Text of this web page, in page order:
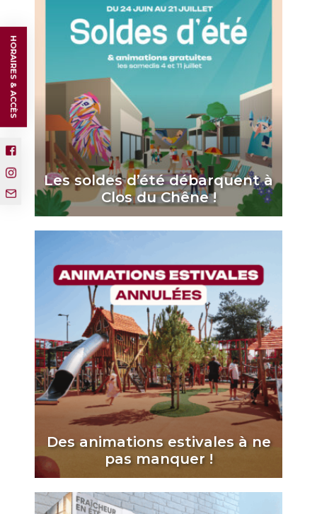
Les soldes d’été débarquent à
Clos du Chêne !
Des animations estivales à ne
pas manquer !
HORAIRES & ACCÈS